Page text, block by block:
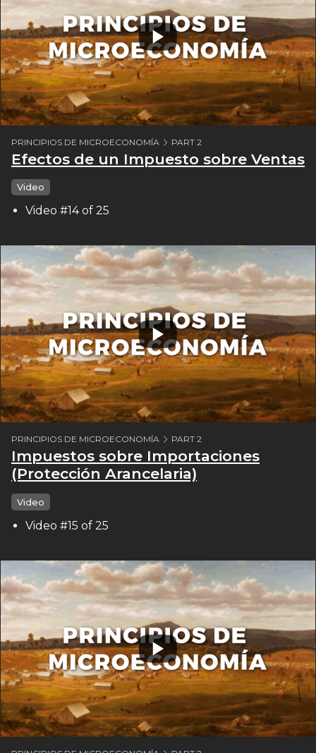
PRINCIPIOS DE MICROECONOMÍA PART 2
Efectos de un Impuesto sobre Ventas
Video
Video #14 of 25
PRINCIPIOS DE MICROECONOMÍA PART 2
Impuestos sobre Importaciones
(Protección Arancelaria)
Video
Video #15 of 25